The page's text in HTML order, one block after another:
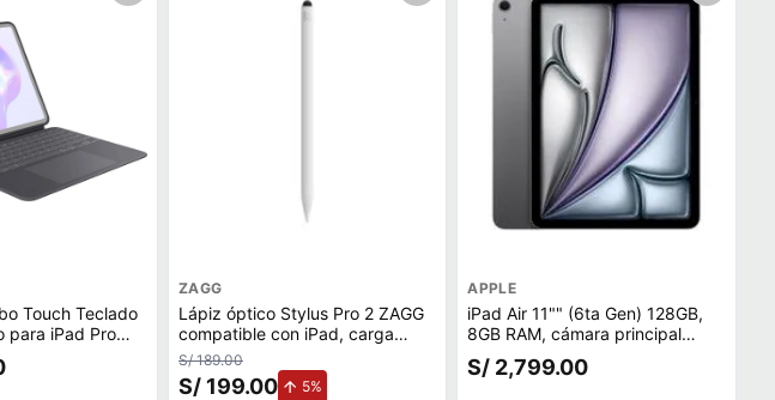
Touch Teclado
para iPad Pro
Graphite
ZAGG
Lápiz óptico Stylus Pro 2 ZAGG
compatible con iPad, carga
inalámbrica, duración máx 6.
horas, blanco
S/ 189.00
S/ 199.00 5%de aumento.
APPLE
iPad Air 11"" (6ta Gen) 128GB,
8GB RAM, cámara principal
12MP y frontal 12MP, 28.65 Wh,
Chip M2, space gray
S/ 2,799.00